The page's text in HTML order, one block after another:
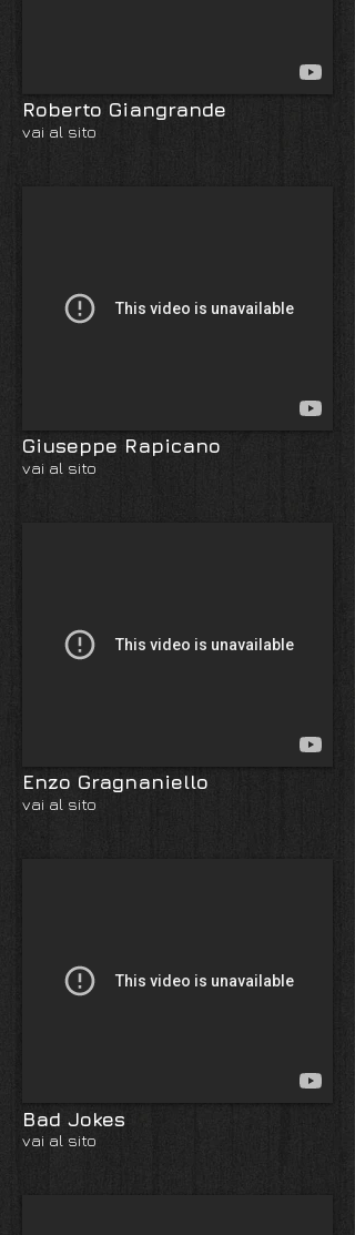
Roberto Giangrande
vai al sito
Giuseppe Rapicano
vai al sito
Enzo Gragnaniello
vai al sito
Bad Jokes
vai al sito